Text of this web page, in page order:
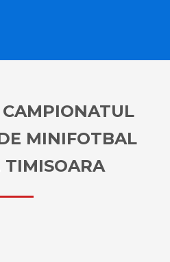
MINIFOTBAL
TIMISOARA